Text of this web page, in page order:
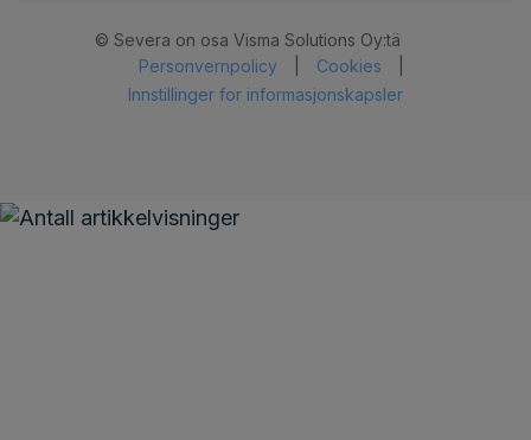
© Severa on osa Visma Solutions Oy:tä
Personvernpolicy
Cookies
Innstillinger for informasjonskapsler